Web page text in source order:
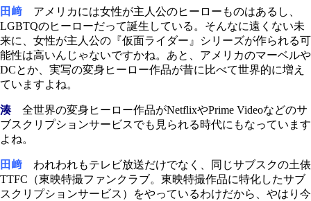
田﨑 アメリカには女性が主人公のヒーローものはあるし、
LGBTQのヒーローだって誕生している。そんなに遠くない未
来に、女性が主人公の『仮面ライダー』シリーズが作られる可
能性は高いんじゃないですかね。あと、アメリカのマーベルや
DCとか、実写の変身ヒーロー作品が昔に比べて世界的に増え
ていますよね。
湊全世界の変身ヒーロー作品がNetflixやPrime Videoなどのサ
ブスクリプションサービスでも見られる時代にもなっています
よね。
田﨑 われわれもテレビ放送だけでなく、同じサブスクの土俵
TTFC（東映特撮ファンクラブ。東映特撮作品に特化したサブ
スクリプションサービス）をやっているわけだから、やはり今